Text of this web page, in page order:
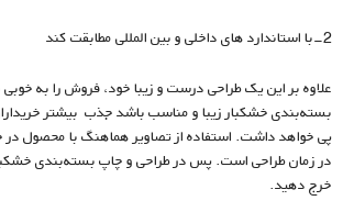
2-با استاندارد های داخلی و بین المللی مطابقت کند
علاوه بر این یک طراحی درست و زیبا خود، فروش را به‌
بسته‌بندی خشکبار زیبا و مناسب باشد جذب بیشتر
پی خواهد داشت. استفاده از تصاویر هماهنگ با محصول در
در زمان طراحی است. پس در طراحی و چاپ بسته‌بندی
خرج دهید.